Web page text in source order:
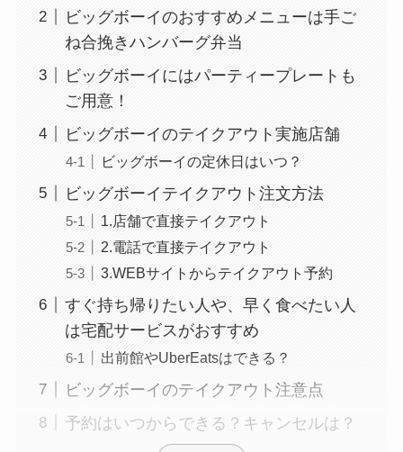
ビッグボーイのおすすめメニューは手ご
ね合挽きハンバーグ弁当
ビッグボーイにはパーティープレートも
ご用意！
ビッグボーイのテイクアウト実施店舗
ビッグボーイの定休日はいつ？
ビッグボーイテイクアウト注文方法
1.店舗で直接テイクアウト
2.電話で直接テイクアウト
3.WEBサイトからテイクアウト予約
すぐ持ち帰りたい人や、早く食べたい人
は宅配サービスがおすすめ
出前館やUberEatsはできる？
ビッグボーイのテイクアウト注意点
予約はいつからできる？キャンセルは？